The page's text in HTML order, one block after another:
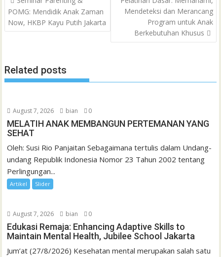
o
k
r
p
p
a
l
e
I
n
e
s
t
a
t
navigation
POMG: Mendidik Anak Zaman
Now, HKBP Kayu Putih Jakarta
Mendeteksi dan Merancang
Program untuk Anak
Berkebutuhan Khusus
Related posts
August 7, 2026 bian 0
MELATIH ANAK MEMBANGUN PERTEMANAN YANG
SEHAT
Oleh: Susi Rio Panjaitan Sebagaimana tertulis dalam Undang-
undang Republik Indonesia Nomor 23 Tahun 2002 tentang
Perlingungan...
Artikel Slider
August 7, 2026 bian 0
Edukasi Remaja: Enhancing Adaptive Skills to
Maintain Mental Health, Jubilee School Jakarta
Jum’at (27/8/2026) Kesehatan mental merupakan salah satu